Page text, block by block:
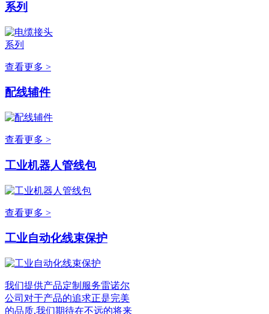
系列
查看更多 >
配线辅件
查看更多 >
工业机器人管线包
查看更多 >
工业自动化线束保护
我们提供产品定制服务雷诺尔
公司对于产品的追求正是完美
的品质,我们期待在不远的将来